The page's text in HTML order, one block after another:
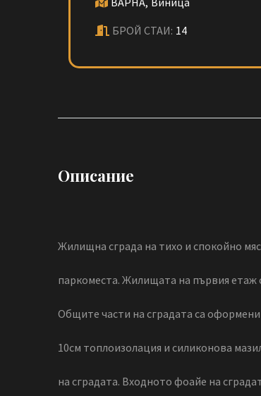
БРОЙ СТАИ: 14
Описание
Жилищна сграда на тихо и спокойно
паркоместа. Жилищата на първия етаж
Общите части на сградата са оформени
10см топлоизолация и силиконова
на сградата. Входното фоайе на